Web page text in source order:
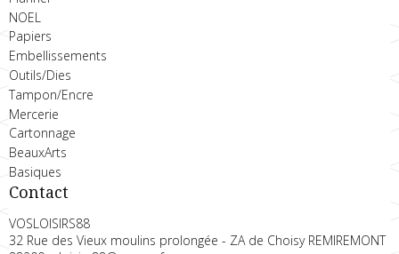
NOEL
Papiers
Embellissements
Outils/Dies
Tampon/Encre
Mercerie
Cartonnage
BeauxArts
Basiques
Contact
VOSLOISIRS88
32 Rue des Vieux moulins prolongée - ZA de Choisy REMIREMONT